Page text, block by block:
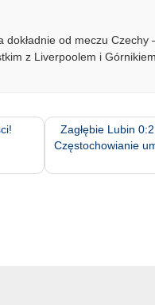
od meczu Czechy
z Liverpoolem i
Zagłębie Lubin
Częstochowianie